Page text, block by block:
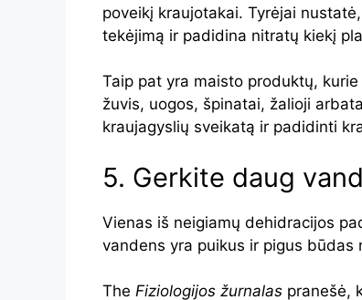
poveikį kraujotakai. Tyrėjai
tekėjimą ir padidina nitratų kiekį
Taip pat yra maisto produktų,
žuvis, uogos, špinatai, žalioji
kraujagyslių sveikatą ir padidinti
5. Gerkite daug
Vienas iš neigiamų dehidracijos
vandens yra puikus ir pigus būdas
The Fiziologijos žurnalas pranešė,